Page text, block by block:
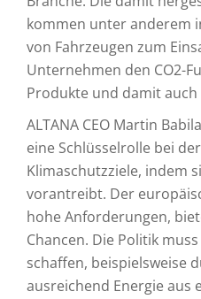
kommen unter anderem
von Fahrzeugen zum
Unternehmen den CO2-
Produkte und damit
ALTANA CEO Martin
eine Schlüsselrolle bei
Klimaschutzziele, indem
vorantreibt. Der
hohe Anforderungen,
Chancen. Die Politik
schaffen, beispielsweise
ausreichend Energie aus